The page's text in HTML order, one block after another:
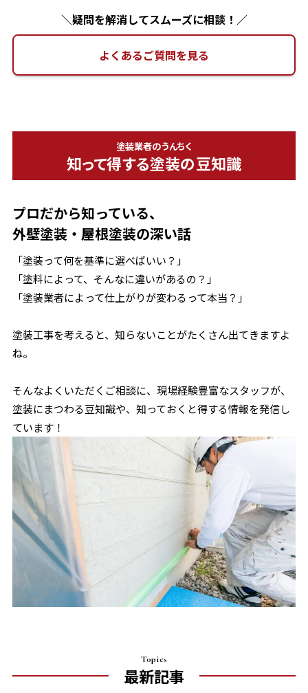
＼疑問を解消してスムーズに相談！／
よくあるご質問を見る
塗装業者のうんちく
知って得する塗装の豆知識
プロだから知っている、
外壁塗装・屋根塗装の深い話
「塗装って何を基準に選べばいい？」
「塗料によって、そんなに違いがあるの？」
「塗装業者によって仕上がりが変わるって本当？」
塗装工事を考えると、知らないことがたくさん出てきますよ
ね。
そんなよくいただくご相談に、現場経験豊富なスタッフが、
塗装にまつわる豆知識や、知っておくと得する情報を発信し
ています！
Topics
最新記事